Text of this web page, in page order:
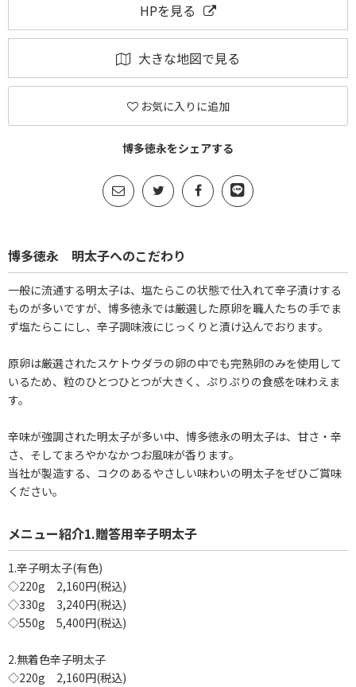
HPを見る
大きな地図で見る
お気に入りに追加
博多徳永をシェアする
博多徳永 明太子へのこだわり
一般に流通する明太子は、塩たらこの状態で仕入れて辛子漬けする
ものが多いですが、博多徳永では厳選した原卵を職人たちの手でま
ず塩たらこにし、辛子調味液にじっくりと漬け込んでおります。
原卵は厳選されたスケトウダラの卵の中でも完熟卵のみを使用して
いるため、粒のひとつひとつが大きく、ぷりぷりの食感を味わえま
す。
辛味が強調された明太子が多い中、博多徳永の明太子は、甘さ・辛
さ、そしてまろやかなかつお風味が香ります。
当社が製造する、コクのあるやさしい味わいの明太子をぜひご賞味
ください。
メニュー紹介1.贈答用辛子明太子
1.辛子明太子(有色)
◇220g 2,160円(税込)
◇330g 3,240円(税込)
◇550g 5,400円(税込)
2.無着色辛子明太子
◇220g 2,160円(税込)